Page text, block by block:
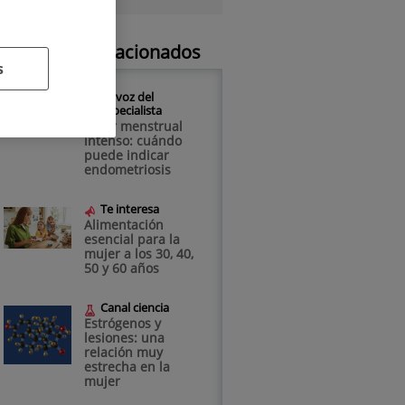
Artículos relacionados
La voz del
especialista
Dolor menstrual
intenso: cuándo
puede indicar
endometriosis
Te interesa
Alimentación
esencial para la
mujer a los 30, 40,
50 y 60 años
Canal ciencia
Estrógenos y
lesiones: una
relación muy
estrecha en la
mujer